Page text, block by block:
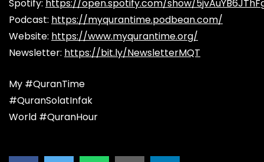
Spotify: https://open.spotify.com/show/
Podcast: https://myqurantime.podbean.com/
Website: https://www.myqurantime.org/
Newsletter: https://bit.ly/NewsletterMQT
My #QuranTime
#QuranSolatInfak
World #QuranHour